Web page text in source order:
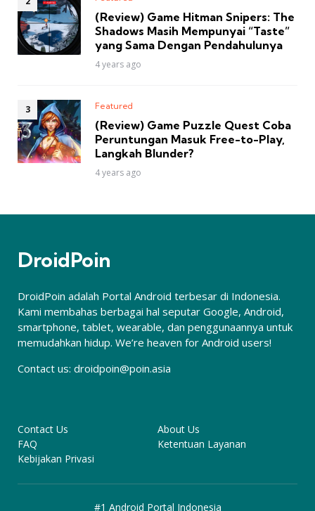
(Review) Game Hitman Snipers: The
Shadows Masih Mempunyai “Taste”
yang Sama Dengan Pendahulunya
4 years ago
Featured
(Review) Game Puzzle Quest Coba
Peruntungan Masuk Free-to-Play,
Langkah Blunder?
4 years ago
DroidPoin
DroidPoin adalah Portal Android terbesar di Indonesia.
Kami membahas berbagai hal seputar Google, Android,
smartphone, tablet, wearable, dan penggunaannya untuk
memudahkan hidup. We’re heaven for Android users!
Contact us: droidpoin@poin.asia
Contact Us
About Us
FAQ
Ketentuan Layanan
Kebijakan Privasi
#1 Android Portal Indonesia